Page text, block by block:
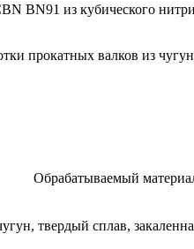
BN91 из кубического
прокатных валков из
Обрабатываемый
твердый сплав,